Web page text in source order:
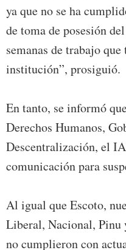
ya que no se ha
de toma de posesión
semanas de trabajo
institución”, prosiguió.
En tanto, se informó
Derechos Humanos,
Descentralización, el
comunicación para
Al igual que Escoto,
Liberal, Nacional,
no cumplieron con